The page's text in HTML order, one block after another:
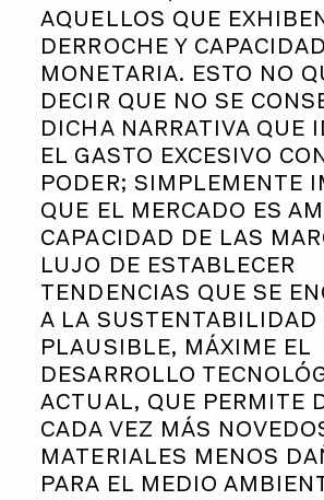
AQUELLOS QUE
DERROCHE Y CAPACIDAD
MONETARIA. ESTO NO
DECIR QUE NO SE
DICHA NARRATIVA QUE
EL GASTO EXCESIVO
PODER; SIMPLEMENTE
QUE EL MERCADO ES
CAPACIDAD DE LAS
LUJO DE ESTABLECER
TENDENCIAS QUE SE
A LA SUSTENTABILIDAD
PLAUSIBLE, MÁXIME EL
DESARROLLO
ACTUAL, QUE PERMITE
CADA VEZ MÁS
MATERIALES MENOS
PARA EL MEDIO